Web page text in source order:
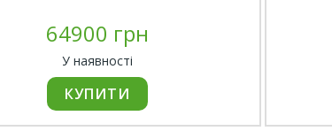
64900 грн
У наявності